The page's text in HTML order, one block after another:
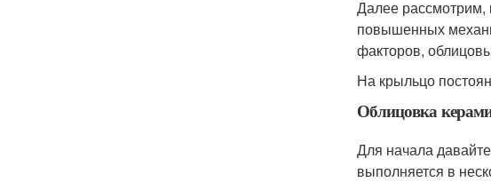
Далее рассмотрим,
повышенных
факторов,
На крыльцо
Облицовка
Для начала
выполняется в